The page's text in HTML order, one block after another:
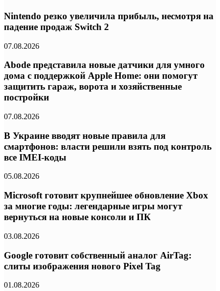
Nintendo резко увеличила прибыль, несмотря на
падение продаж Switch 2
07.08.2026
Abode представила новые датчики для умного
дома с поддержкой Apple Home: они помогут
защитить гараж, ворота и хозяйственные
постройки
07.08.2026
В Украине вводят новые правила для
смартфонов: власти решили взять под контроль
все IMEI-коды
05.08.2026
Microsoft готовит крупнейшее обновление Xbox
за многие годы: легендарные игры могут
вернуться на новые консоли и ПК
03.08.2026
Google готовит собственный аналог AirTag:
слиты изображения нового Pixel Tag
01.08.2026